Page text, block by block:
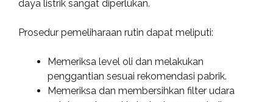
daya listrik sangat diperlukan.
Prosedur pemeliharaan rutin dapat meliputi:
Memeriksa level oli dan melakukan
penggantian sesuai rekomendasi pabrik.
Memeriksa dan membersihkan filter udara